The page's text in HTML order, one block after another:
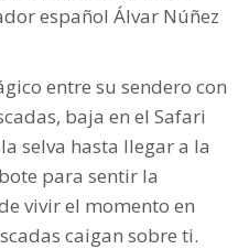
español Álvar Núñez
entre su sendero con
baja en el Safari
selva hasta llegar a la
para sentir la
vivir el momento en
caigan sobre ti.